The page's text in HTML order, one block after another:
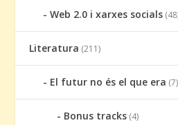
Web 2.0 i xarxes socials
Literatura (211)
El futur no és el que era (7)
Bonus tracks (4)